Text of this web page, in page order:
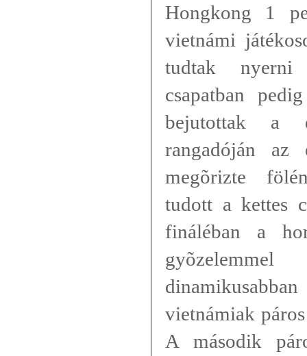
Hongkong 1
vietnámi
tudtak nyerni
csapatban
bejutottak a
rangadóján az
megõrizte
tudott a kettes
fináléban a
vietnámiak
A második